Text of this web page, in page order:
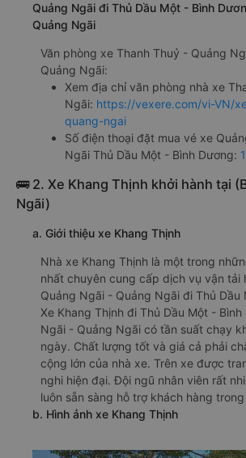
Quảng Ngãi đi Thủ Dầu Một - Bình
Quảng Ngãi
Văn phòng xe Thanh Thuỷ - Quảng
Quảng Ngãi:
Xem địa chỉ văn phòng nhà xe
Ngãi: https://vexere.com/vi-VN/
quang-ngai
Số điện thoại đặt mua vé xe
Ngãi Thủ Dầu Một - Bình Dương:
🚌 2. Xe Khang Thịnh khởi hành tại
Ngãi)
a. Giới thiệu xe Khang Thịnh
Nhà xe Khang Thịnh là một trong
nhất chuyên cung cấp dịch vụ vận tải
Quảng Ngãi - Quảng Ngãi đi Thủ Dầu
Xe Khang Thịnh đi Thủ Dầu Một -
Ngãi - Quảng Ngãi có tần suất chạy
ngày. Chất lượng tốt và giá cả phải
cộng lớn của nhà xe. Trên xe được
nghi hiện đại. Đội ngũ nhân viên rất
luôn sẵn sàng hỗ trợ khách hàng
b. Hình ảnh xe Khang Thịnh